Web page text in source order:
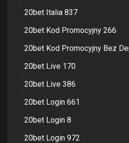
20bet Italia 837
20bet Kod Promocyjny 266
20bet Kod Promocyjny Bez
20bet Live 170
20bet Live 386
20bet Login 661
20bet Login 8
20bet Login 972